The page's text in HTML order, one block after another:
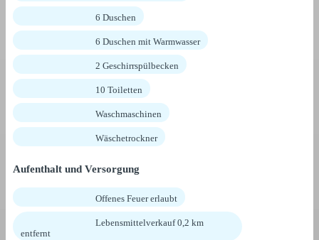
6 Duschen
6 Duschen mit Warmwasser
2 Geschirrspülbecken
10 Toiletten
Waschmaschinen
Wäschetrockner
Aufenthalt und Versorgung
Offenes Feuer erlaubt
Lebensmittelverkauf 0,2 km
entfernt